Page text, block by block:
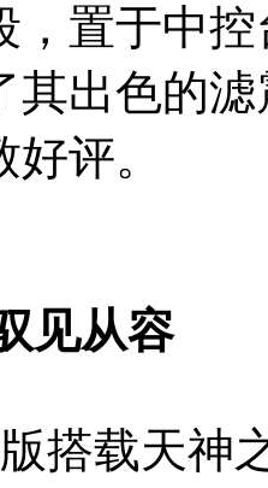
，置于中
其出色的
评。
见从容
搭载天神